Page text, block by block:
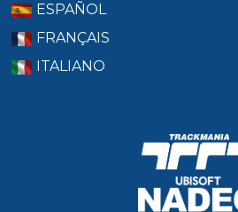
ESPAÑOL
FRANÇAIS
ITALIANO